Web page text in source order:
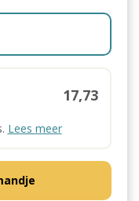
17,73
Lees meer